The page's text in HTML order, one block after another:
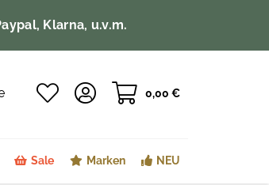
Klarna, u.v.m.
0,00 €
Sale Marken NEU